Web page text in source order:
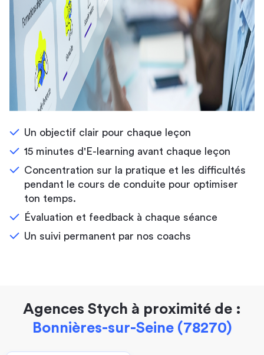
Un objectif clair pour chaque leçon
15 minutes d'E-learning avant chaque leçon
Concentration sur la pratique et les difficultés
pendant le cours de conduite pour optimiser
ton temps.
Évaluation et feedback à chaque séance
Un suivi permanent par nos coachs
Agences Stych à proximité de :
Bonnières-sur-Seine (78270)